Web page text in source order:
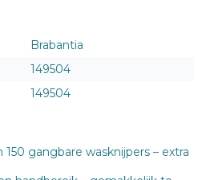
Brabantia
149504
149504
gangbare wasknijpers – extra